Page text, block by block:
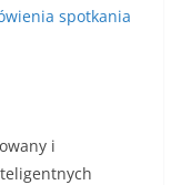
spotkania
i